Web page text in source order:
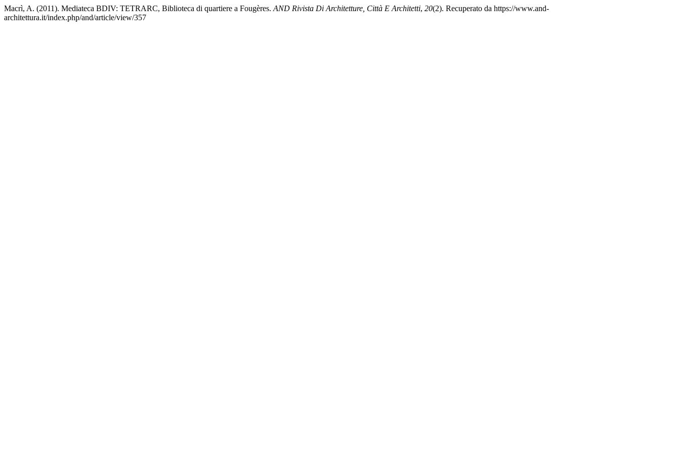
Macrì, A. (2011). Mediateca BDIV: TETRARC, Biblioteca di quartiere a Fougères. AND Rivista Di Architetture, Città E Architetti, 20(2). Recuperato da https://www.and-
architettura.it/index.php/and/article/view/357